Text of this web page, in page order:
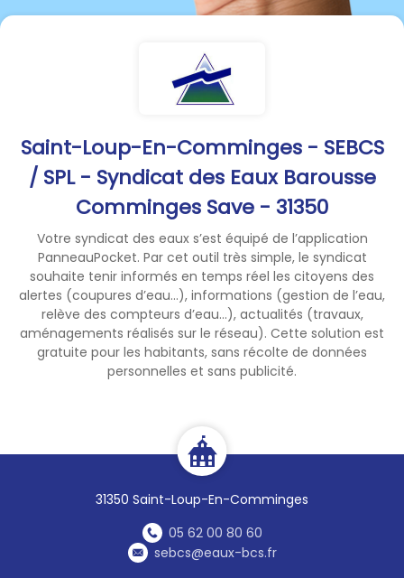
Saint-Loup-En-Comminges - SEBCS
/ SPL - Syndicat des Eaux Barousse
Comminges Save - 31350
Votre syndicat des eaux s’est équipé de l’application
PanneauPocket. Par cet outil très simple, le syndicat
souhaite tenir informés en temps réel les citoyens des
alertes (coupures d’eau...), informations (gestion de l’eau,
relève des compteurs d’eau...), actualités (travaux,
aménagements réalisés sur le réseau). Cette solution est
gratuite pour les habitants, sans récolte de données
personnelles et sans publicité.
31350 Saint-Loup-En-Comminges
05 62 00 80 60
sebcs@eaux-bcs.fr
restrictions d’usage de l’eau
préfectoral, nous vous
rappelons quelques règles de
bon sens pour que chaque
économies d’eau nous
permette, ensemble, de
préserver notre ressource en
quantité et en qualité.
Dans votre vie quotidienne :
Faites la chasse aux fuites
(contrôlez régulièrement la
consommation d’eau à votre
compteur individuel)
Ne laissez pas l’eau couler en
continu
Préférez les douches rapides
matin tôt ou le soir après 20
espaces verts
Lavez votre véhicule dans une
station de lavage